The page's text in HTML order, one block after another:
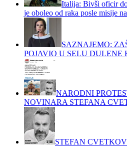
Italija: Bivši oficir
je oboleo od raka posle misije
SAZNAJEMO:
POJAVIO U SELU DULENE
NARODNI
NOVINARA STEFANA
STEFAN